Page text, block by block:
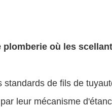
où les
de fils de
leur mécanisme